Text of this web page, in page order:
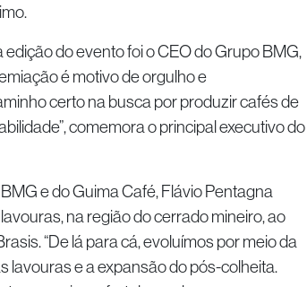
do evento foi o CEO do Grupo BMG,
é motivo de orgulho e
certo na busca por produzir cafés de
comemora o principal executivo do
e do Guima Café, Flávio Pentagna
na região do cerrado mineiro, ao
“De lá para cá, evoluímos por meio da
lavouras e a expansão do pós-colheita.